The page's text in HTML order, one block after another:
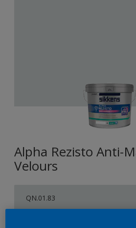
Alpha Rezisto Anti-
Velours
QN.01.83